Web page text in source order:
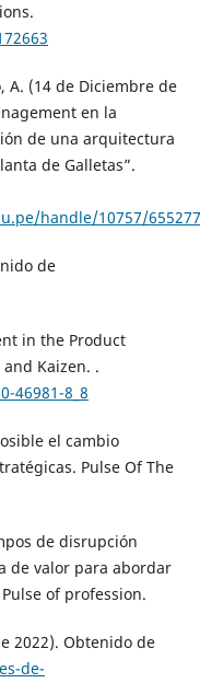
A. (14 de Diciembre de
en la
de una arquitectura
de Galletas”.
handle/10757/655277
de
in the Product
Kaizen. .
46981-8_8
el cambio
Pulse Of The
de disrupción
de valor para abordar
of profession.
2022). Obtenido de
de-